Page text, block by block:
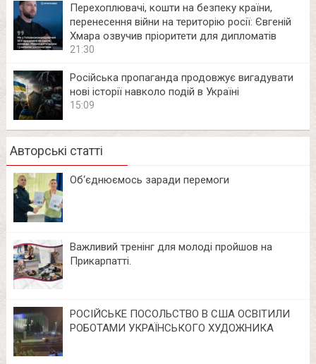
Перехоплювачі, кошти на безпеку країни,
перенесення війни на територію росії: Євгеній
Хмара озвучив пріоритети для дипломатів
21:30
Російська пропаганда продовжує вигадувати
нові історії навколо подій в Україні
15:09
Авторські статті
Об‘єднюємось заради перемоги
Важливий тренінг для молоді пройшов на
Прикарпатті.
РОСІЙСЬКЕ ПОСОЛЬСТВО В США ОСВІТИЛИ
РОБОТАМИ УКРАЇНСЬКОГО ХУДОЖНИКА